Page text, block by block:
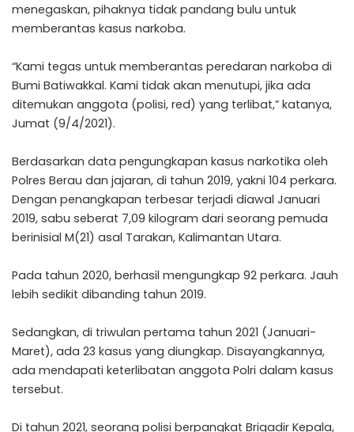
menegaskan, pihaknya tidak pandang bulu untuk
memberantas kasus narkoba.
“Kami tegas untuk memberantas peredaran narkoba di
Bumi Batiwakkal. Kami tidak akan menutupi, jika ada
ditemukan anggota (polisi, red) yang terlibat,” katanya,
Jumat (9/4/2021).
Berdasarkan data pengungkapan kasus narkotika oleh
Polres Berau dan jajaran, di tahun 2019, yakni 104 perkara.
Dengan penangkapan terbesar terjadi diawal Januari
2019, sabu seberat 7,09 kilogram dari seorang pemuda
berinisial M(21) asal Tarakan, Kalimantan Utara.
Pada tahun 2020, berhasil mengungkap 92 perkara. Jauh
lebih sedikit dibanding tahun 2019.
Sedangkan, di triwulan pertama tahun 2021 (Januari-
Maret), ada 23 kasus yang diungkap. Disayangkannya,
ada mendapati keterlibatan anggota Polri dalam kasus
tersebut.
Di tahun 2021, seorang polisi berpangkat Brigadir Kepala,